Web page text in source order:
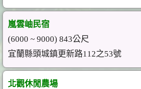
嵐雲岫民宿
(6000 ~ 9000) 843公尺
宜蘭縣頭城鎮更新路112之53號
北觀休閒農場